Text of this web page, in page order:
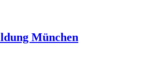
München